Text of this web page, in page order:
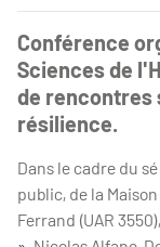
Conférence
Sciences de
de rencontres
résilience.
Dans le cadre du
public, de la
Ferrand (UAR 3550),